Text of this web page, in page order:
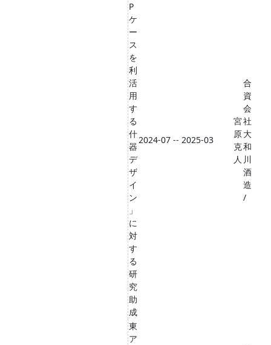
P
ケ
ー
ス
を
利
活
用
す
る
什
器
デ
ザ
イ
ン
」
に
対
す
る
研
究
助
成
2024-07 -- 2025-03
宮
原
克
人
合
資
会
社
大
和
川
酒
造
/
東
ア